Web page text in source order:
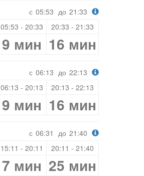
с 05:53 до 21:33
05:53 - 20:33
20:33 - 21:33
9 мин 16 мин
с 06:13 до 22:13
06:13 - 20:13
20:13 - 22:13
9 мин 16 мин
с 06:31 до 21:40
15:11 - 20:11 20:11 - 21:40
7 мин 25 мин